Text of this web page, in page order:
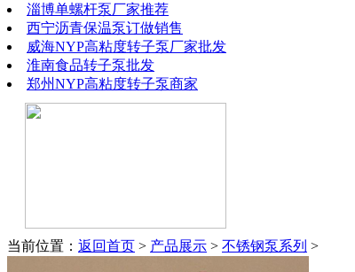
淄博单螺杆泵厂家推荐
西宁沥青保温泵订做销售
威海NYP高粘度转子泵厂家批发
淮南食品转子泵批发
郑州NYP高粘度转子泵商家
当前位置： 返回首页 > 产品展示 > 不锈钢泵系列 >